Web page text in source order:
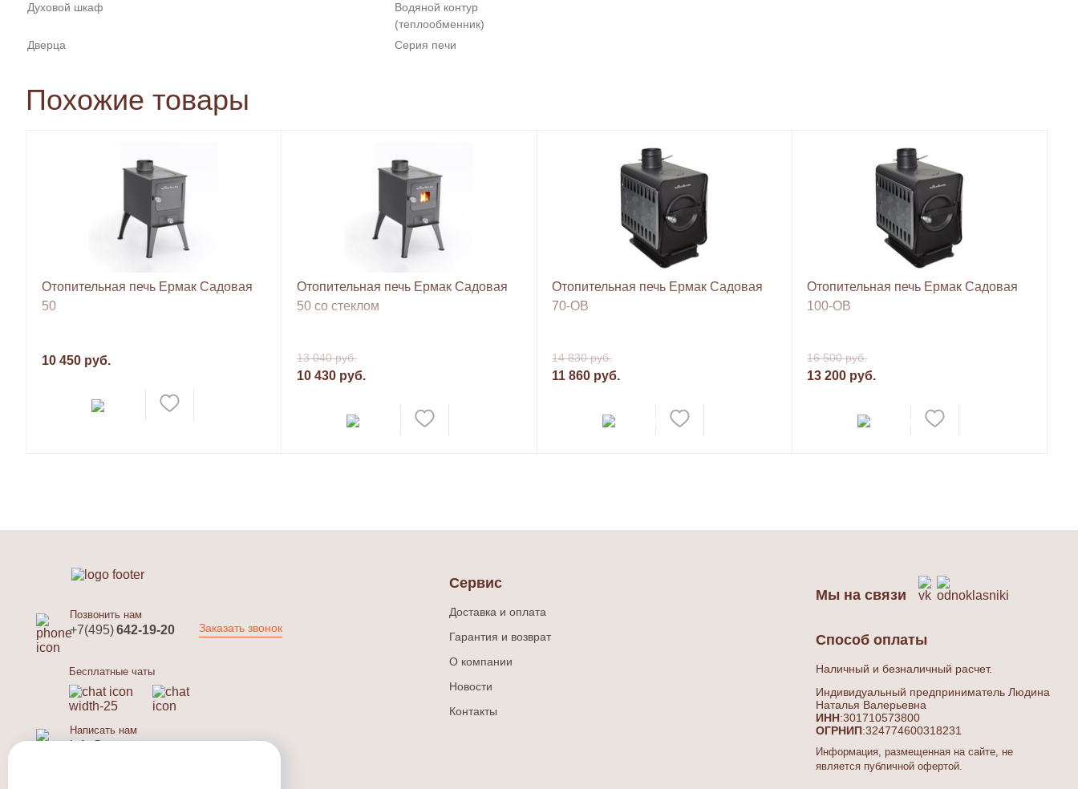
Духовой шкаф
Водяной контур
(теплообменник)
Дверца
Серия печи
Похожие товары
Отопительная печь Ермак Садовая
50
10 450 руб.
Отопительная печь Ермак Садовая
50 со стеклом
13 040 руб.
10 430 руб.
Отопительная печь Ермак Садовая
70-ОВ
14 830 руб.
11 860 руб.
Отопительная печь Ермак Садовая
100-ОВ
16 500 руб.
13 200 руб.
Позвонить нам
+7(495)642-19-20 Заказать звонок
Бесплатные чаты
Написать нам
info@r-sauna.ru
Сервис
Доставка и оплата
Гарантия и возврат
О компании
Новости
Контакты
Мы на связи
Способ оплаты
Наличный и безналичный расчет.
Индивидуальный предприниматель Людина
Наталья Валерьевна
ИНН:301710573800
ОГРНИП:324774600318231
Информация, размещенная на сайте, не
является публичной офертой.